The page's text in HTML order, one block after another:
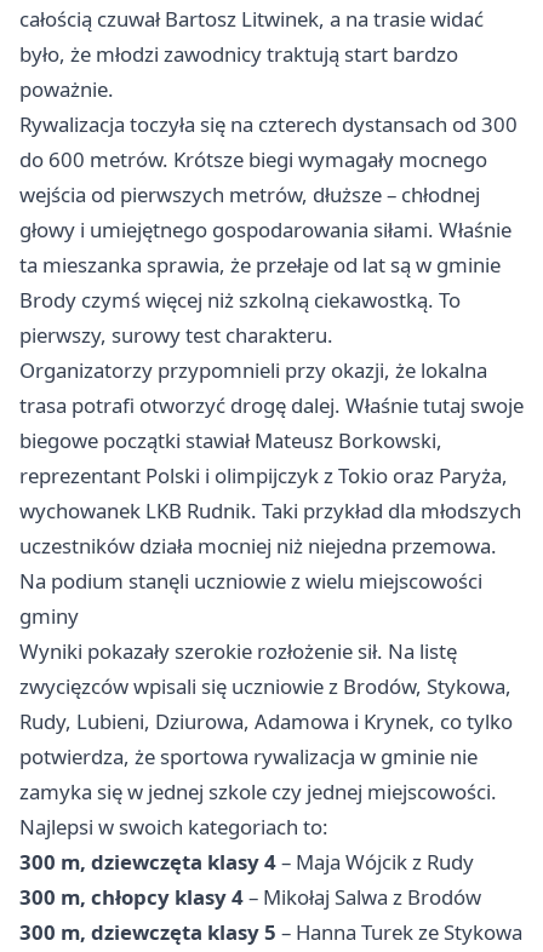
całością czuwał Bartosz Litwinek, a na trasie widać
było, że młodzi zawodnicy traktują start bardzo
poważnie.
Rywalizacja toczyła się na czterech dystansach od 300
do 600 metrów. Krótsze biegi wymagały mocnego
wejścia od pierwszych metrów, dłuższe – chłodnej
głowy i umiejętnego gospodarowania siłami. Właśnie
ta mieszanka sprawia, że przełaje od lat są w gminie
Brody czymś więcej niż szkolną ciekawostką. To
pierwszy, surowy test charakteru.
Organizatorzy przypomnieli przy okazji, że lokalna
trasa potrafi otworzyć drogę dalej. Właśnie tutaj swoje
biegowe początki stawiał Mateusz Borkowski,
reprezentant Polski i olimpijczyk z Tokio oraz Paryża,
wychowanek LKB Rudnik. Taki przykład dla młodszych
uczestników działa mocniej niż niejedna przemowa.
Na podium stanęli uczniowie z wielu miejscowości
gminy
Wyniki pokazały szerokie rozłożenie sił. Na listę
zwycięzców wpisali się uczniowie z Brodów, Stykowa,
Rudy, Lubieni, Dziurowa, Adamowa i Krynek, co tylko
potwierdza, że sportowa rywalizacja w gminie nie
zamyka się w jednej szkole czy jednej miejscowości.
Najlepsi w swoich kategoriach to:
300 m, dziewczęta klasy 4– Maja Wójcik z Rudy
300 m, chłopcy klasy 4– Mikołaj Salwa z Brodów
300 m, dziewczęta klasy 5 – Hanna Turek ze Stykowa